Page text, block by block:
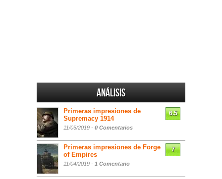
Análisis
Primeras impresiones de
Supremacy 1914
11/05/2019 - 0 Comentarios
6.5
Primeras impresiones de Forge
of Empires
11/04/2019 - 1 Comentario
7